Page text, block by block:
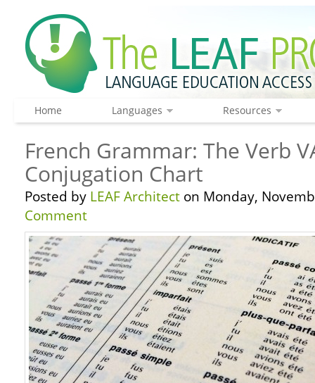
Home Languages Resources
French Grammar: The Verb
Conjugation Chart
Posted by LEAF Architect on Monday,
Comment